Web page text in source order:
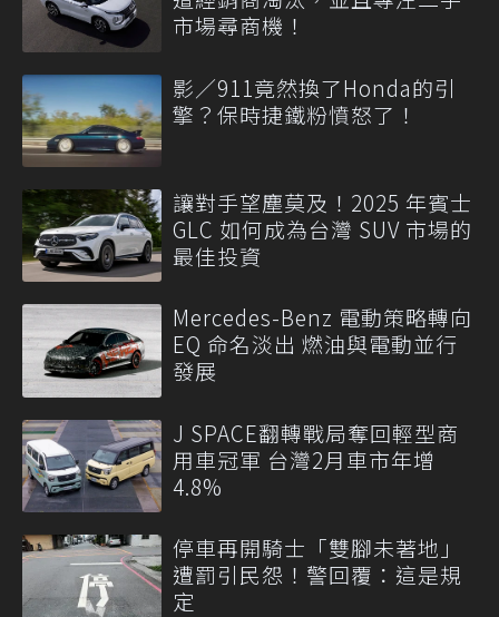
市場尋商機！
影／911竟然換了Honda的引
擎？保時捷鐵粉憤怒了！
讓對手望塵莫及！2025 年賓士
GLC 如何成為台灣 SUV 市場的
最佳投資
Mercedes-Benz 電動策略轉向
EQ 命名淡出 燃油與電動並行
發展
J SPACE翻轉戰局奪回輕型商
用車冠軍 台灣2月車市年增
4.8%
停車再開騎士「雙腳未著地」
遭罰引民怨！警回覆：這是規
定